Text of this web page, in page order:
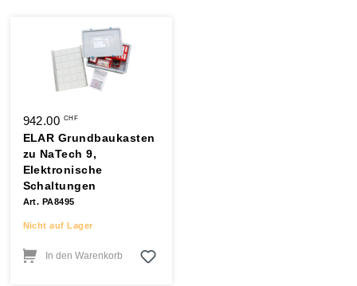
942.00 CHF
ELAR Grundbaukasten
zu NaTech 9,
Elektronische
Schaltungen
Art. PA8495
Nicht auf Lager
In den Warenkorb